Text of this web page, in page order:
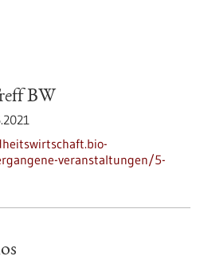
BW
veranstaltungen/5-